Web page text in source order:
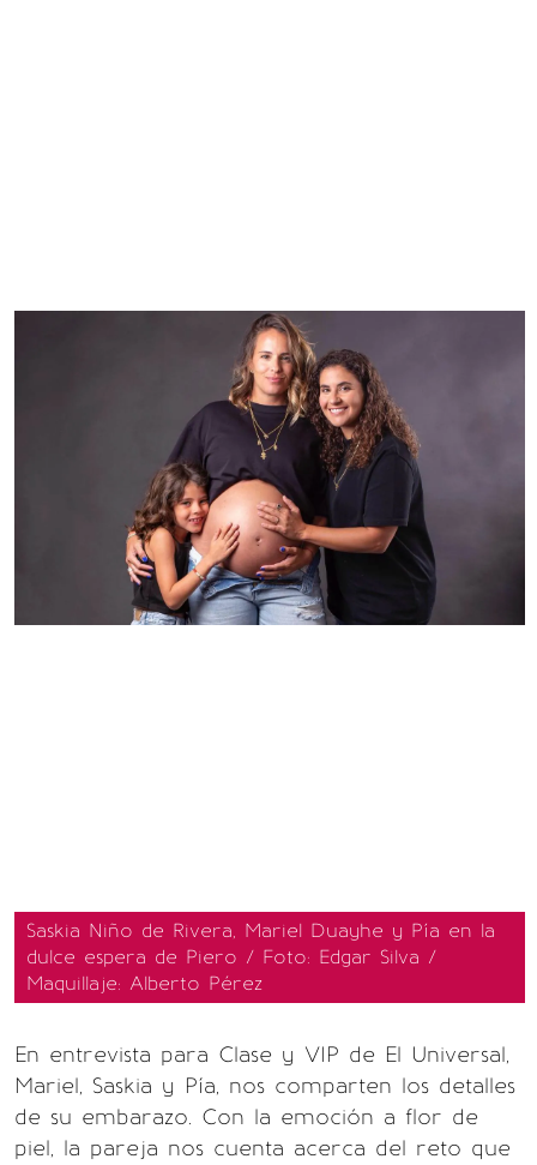
Saskia Niño de Rivera, Mariel Duayhe y Pía en la
dulce espera de Piero / Foto: Edgar Silva /
Maquillaje: Alberto Pérez
En entrevista para Clase y VIP de El Universal,
Mariel, Saskia y Pía, nos comparten los detalles
de su embarazo. Con la emoción a flor de
piel, la pareja nos cuenta acerca del reto que